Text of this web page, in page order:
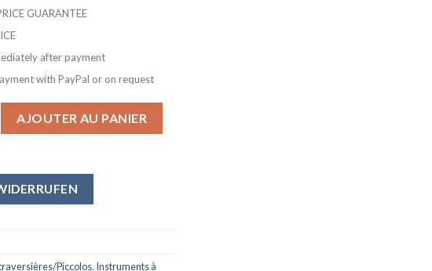
GUARANTEE
after payment
with PayPal or on request
AJOUTER AU PANIER
Piccolos, Instruments à